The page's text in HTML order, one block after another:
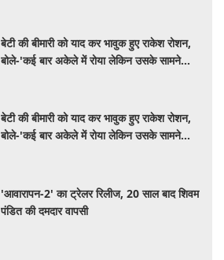
बेटी की बीमारी को याद कर भावुक हुए राकेश रोशन,
बोले-'कई बार अकेले में रोया लेकिन उसके सामने
बेटी की बीमारी को याद कर भावुक हुए राकेश रोशन,
बोले-'कई बार अकेले में रोया लेकिन उसके सामने
'आवारापन-2' का ट्रेलर रिलीज, 20 साल बाद शिवम
पंडित की दमदार वापसी